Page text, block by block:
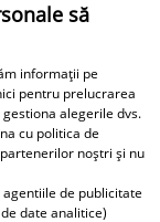
– zacusca
să
informații pe
pentru prelucrarea
alegerile dvs.
cu politica de
noștri și nu
de publicitate
date analitice)